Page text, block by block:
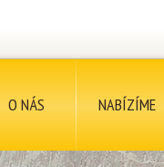
O NÁS NABÍZÍME